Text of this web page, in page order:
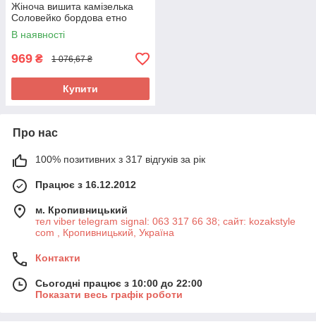
Жіноча вишита камізелька
Соловейко бордова етно
В наявності
969 ₴ 1 076,67 ₴
Купити
Про нас
100% позитивних з 317 відгуків за рік
Працює з 16.12.2012
м. Кропивницький
тел viber telegram signal: 063 317 66 38; сайт: kozakstyle
com , Кропивницький, Україна
Контакти
Сьогодні працює з 10:00 до 22:00
Показати весь графік роботи